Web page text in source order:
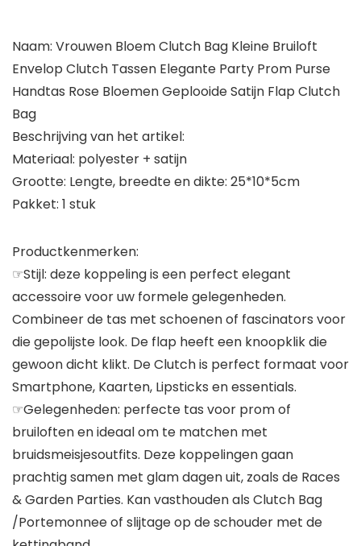
Naam: Vrouwen Bloem Clutch Bag Kleine Bruiloft
Envelop Clutch Tassen Elegante Party Prom Purse
Handtas Rose Bloemen Geplooide Satijn Flap Clutch
Bag
Beschrijving van het artikel:
Materiaal: polyester + satijn
Grootte: Lengte, breedte en dikte: 25*10*5cm
Pakket: 1 stuk
Productkenmerken:
☞Stijl: deze koppeling is een perfect elegant
accessoire voor uw formele gelegenheden.
Combineer de tas met schoenen of fascinators voor
die gepolijste look. De flap heeft een knoopklik die
gewoon dicht klikt. De Clutch is perfect formaat voor
Smartphone, Kaarten, Lipsticks en essentials.
☞Gelegenheden: perfecte tas voor prom of
bruiloften en ideaal om te matchen met
bruidsmeisjesoutfits. Deze koppelingen gaan
prachtig samen met glam dagen uit, zoals de Races
& Garden Parties. Kan vasthouden als Clutch Bag
/Portemonnee of slijtage op de schouder met de